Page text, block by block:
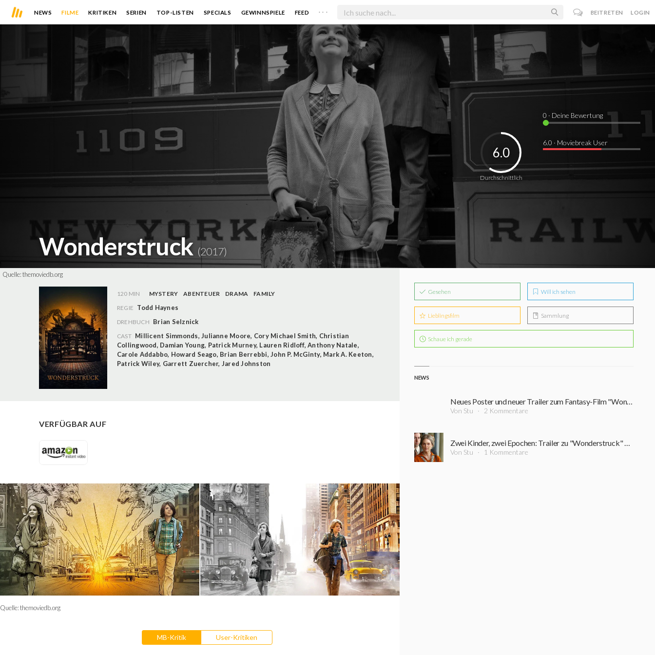
NEWS FILME KRITIKEN SERIEN TOP-LISTEN SPECIALS GEWINNSPIELE FEED . . . BEITRETEN LOGIN
Wonderstruck (2017)
Durchschnittlich
6.0
0 · Deine Bewertung
6.0 · Moviebreak User
Quelle:themoviedb.org
120 MIN MYSTERY ABENTEUER DRAMA
FAMILY
REGIE Todd Haynes
DREHBUCH Brian Selznick
CAST Millicent Simmonds,Julianne Moore, Cory Michael Smith, Christian
Collingwood, Damian Young, Patrick Murney, Lauren Ridloff,Anthony Natale,
Carole Addabbo, Howard Seago, Brian Berrebbi,John P. McGinty, Mark A. Keeton,
Patrick Wiley, Garrett Zuercher, Jared Johnston
VERFÜGBAR AUF
Quelle:themoviedb.org
MB-Kritik User-Kritiken
Gesehen Will ich sehen
Lieblingsfilm Sammlung
Schaue ich gerade
NEWS
Neues Poster und neuer Trailer zum Fantasy-Film "Wonderstruck" mit Julianne Moore
Von Stu 2 Kommentare
Von Stu 1 Kommentare